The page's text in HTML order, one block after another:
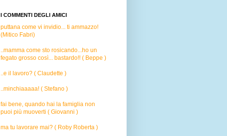
I COMMENTI DEGLI AMICI
puttana come vi invidio... ti ammazzo!
(Mitico Fabri)
..mamma come sto rosicando...ho un
fegato grosso così... bastardo!! ( Beppe )
..e il lavoro? ( Claudette )
..minchiaaaaa! ( Stefano )
fai bene, quando hai la famiglia non
puoi più muoverti ( Giovanni )
ma tu lavorare mai? ( Roby Roberta )